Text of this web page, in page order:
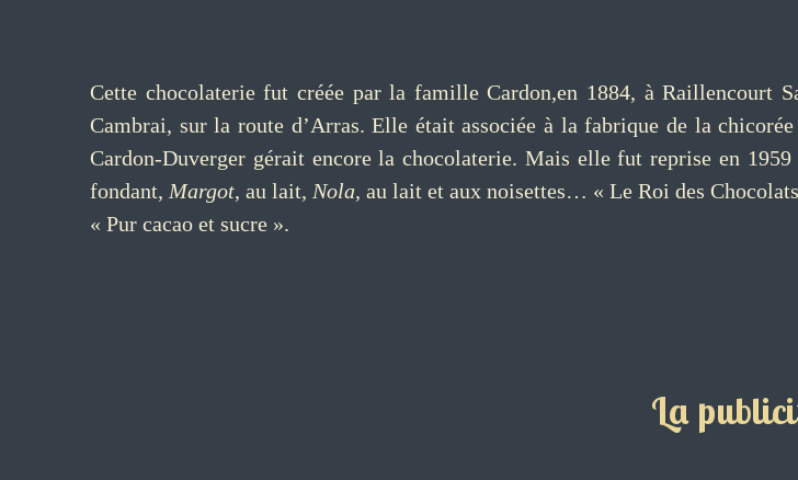
Cette chocolaterie fut créée par la famille Cardon,en 1884, à Raillencourt
Cambrai, sur la route d’Arras. Elle était associée à la fabrique de la chicorée
Cardon-Duverger gérait encore la chocolaterie. Mais elle fut reprise en
fondant, Margot, au lait, Nola, au lait et aux noisettes… « Le Roi des
« Pur cacao et sucre ».
La